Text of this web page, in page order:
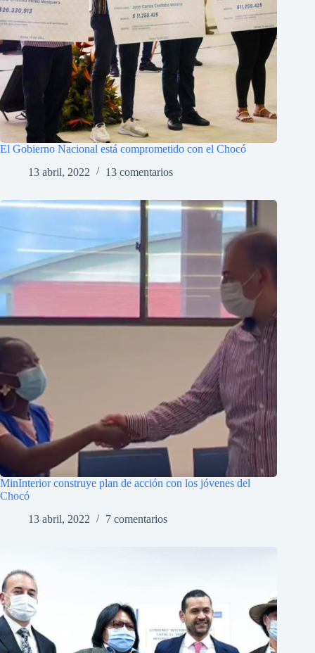
El Gobierno Nacional está comprometido con el Chocó
13 abril, 2022
13 comentarios
MinInterior construye plan de acción con los jóvenes del
Chocó
13 abril, 2022
7 comentarios